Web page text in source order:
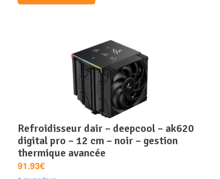
refroidisseur dair – deepcool – ak620
digital pro – 12 cm – noir – gestion
thermique avancée
91.93€